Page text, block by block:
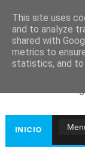
INICIO
This site uses
and to analyze
shared with
metrics to
statistics, and to